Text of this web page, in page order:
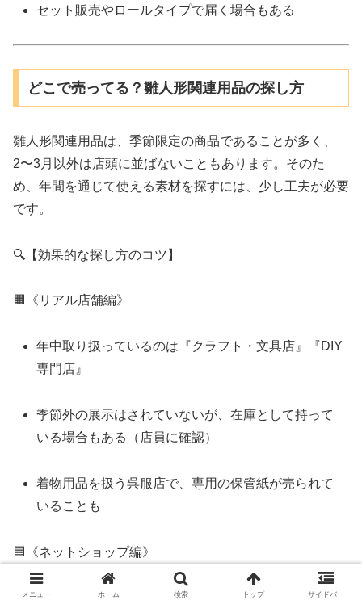
セット販売やロールタイプで届く場合もある
どこで売ってる？雛人形関連用品の探し方
雛人形関連用品は、季節限定の商品であることが多く、
2〜3月以外は店頭に並ばないこともあります。そのた
め、年間を通じて使える素材を探すには、少し工夫が必要
です。
🔍【効果的な探し方のコツ】
🟧《リアル店舗編》
年中取り扱っているのは『クラフト・文具店』『DIY
専門店』
季節外の展示はされていないが、在庫として持って
いる場合もある（店員に確認）
着物用品を扱う呉服店で、専用の保管紙が売られて
いることも
🟦《ネットショップ編》
楽天市場・Yahoo!ショッピングで「雛人形 包装紙」
メニュー ホーム 検索 トップ サイドバー